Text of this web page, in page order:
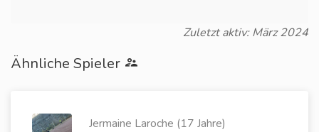
Zuletzt aktiv: März 2024
Ähnliche Spieler
Jermaine Laroche (17 Jahre)